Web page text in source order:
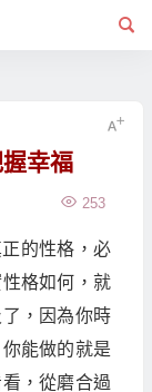
幸福
253
的性格，必
格如何，就
，因為你時
能做的就是
，從磨合過